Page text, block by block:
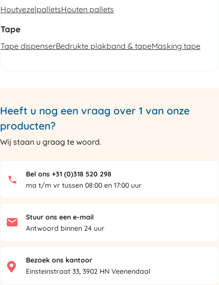
HoutvezelpalletsHouten pallets
Tape
Tape dispenserBedrukte plakband & tapeMasking tape
Heeft u nog een vraag over 1 van onze
producten?
Wij staan u graag te woord.
Bel ons +31 (0)318 520 298
ma t/m vr tussen 08:00 en 17:00 uur
Stuur ons een e-mail
Antwoord binnen 24 uur
Bezoek ons kantoor
Einsteinstraat 33, 3902 HN Veenendaal